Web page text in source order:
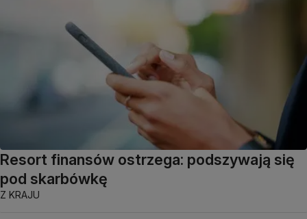
Resort finansów ostrzega: podszywają się
pod skarbówkę
Z KRAJU